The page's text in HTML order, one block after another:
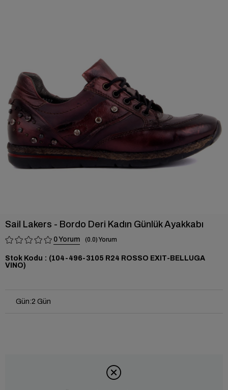
Sail Lakers - Bordo Deri Kadın Günlük Ayakkabı
0 0.0
Stok Kodu
(104-496-3105 R24 ROSSO EXIT-BELLUGA
VINO)
Gün:2 Gün